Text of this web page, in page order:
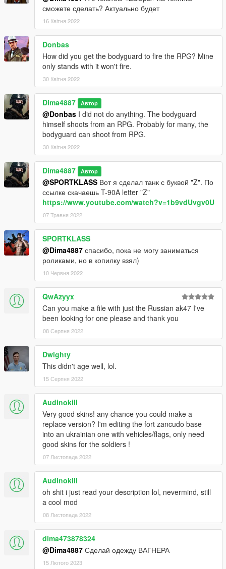
сможете сделать? Актуально будет
16 Квітня 2022
Donbas
How did you get the bodyguard to fire the RPG? Mine
only stands with it won't fire.
30 Квітня 2022
Dima4887 Автор
@Donbas I did not do anything. The bodyguard
himself shoots from an RPG. Probably for many, the
bodyguard can shoot from RPG.
30 Квітня 2022
Dima4887 Автор
@SPORTKLASS Вот я сделал танк с буквой "Z". По
ссылке скачаешь T-90A letter "Z"
https://www.youtube.com/watch?v=1b9vdUvgv0U
07 Травня 2022
SPORTKLASS
@Dima4887 спасибо, пока не могу заниматься
роликами, но в копилку взял)
10 Червня 2022
QwAzyyx
Can you make a file with just the Russian ak47 I've
been looking for one please and thank you
08 Серпня 2022
Dwighty
This didn't age well, lol.
15 Серпня 2022
Audinokill
Very good skins! any chance you could make a
replace version? I'm editing the fort zancudo base
into an ukrainian one with vehicles/flags, only need
good skins for the soldiers !
07 Листопада 2022
Audinokill
oh shit i just read your description lol, nevermind, still
a cool mod
08 Листопада 2022
dima473878324
@Dima4887 Сделай одежду ВАГНЕРА
15 Лютого 2023